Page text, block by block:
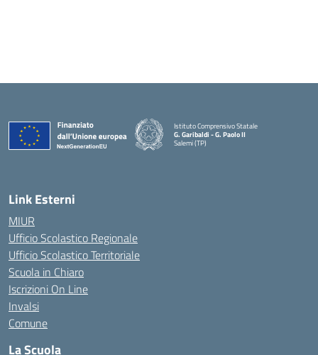
Istituto Comprensivo Statale
G. Garibaldi - G. Paolo II
Salemi (TP)
Link Esterni
MIUR
Ufficio Scolastico Regionale
Ufficio Scolastico Territoriale
Scuola in Chiaro
Iscrizioni On Line
Invalsi
Comune
La Scuola